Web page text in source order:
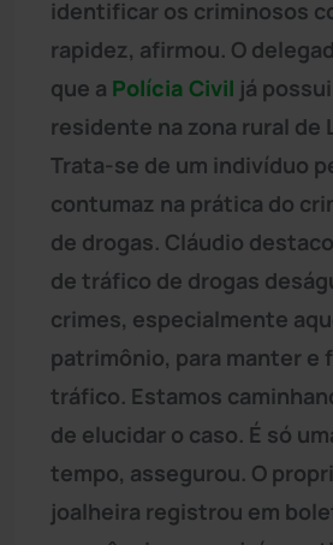
identificar os criminosos
rapidez, afirmou. O
que a Polícia Civil já
residente na zona rural de
Trata-se de um indivíduo
contumaz na prática do
de drogas. Cláudio
de tráfico de drogas
crimes, especialmente
patrimônio, para manter e
tráfico. Estamos
de elucidar o caso. É só
tempo, assegurou. O
joalheira registrou em